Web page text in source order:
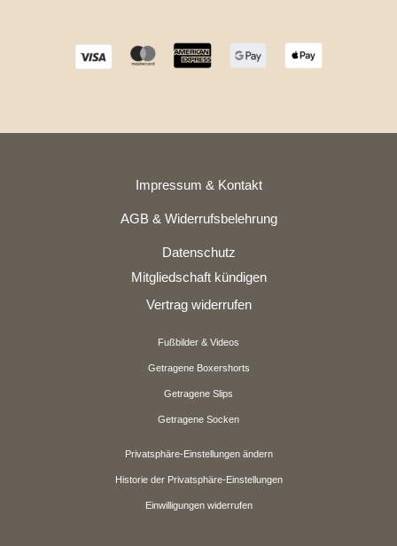
Impressum & Kontakt
AGB & Widerrufsbelehrung
Datenschutz
Mitgliedschaft kündigen
Vertrag widerrufen
Fußbilder & Videos
Getragene Boxershorts
Getragene Slips
Getragene Socken
Privatsphäre-Einstellungen ändern
Historie der Privatsphäre-Einstellungen
Einwilligungen widerrufen